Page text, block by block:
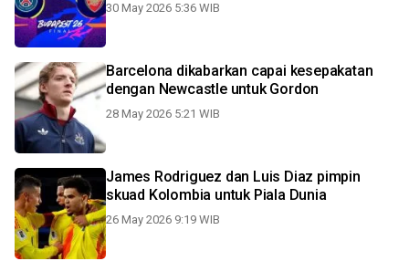
30 May 2026 5:36 WIB
Barcelona dikabarkan capai kesepakatan
dengan Newcastle untuk Gordon
28 May 2026 5:21 WIB
James Rodriguez dan Luis Diaz pimpin
skuad Kolombia untuk Piala Dunia
26 May 2026 9:19 WIB